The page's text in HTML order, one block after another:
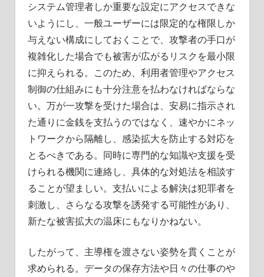
システム管理者しか重要な設定にアクセスできな
いようにし、一般ユーザーには限定的な権限しか
与えない構成にしておくことで、攻撃者の手口が
複雑化した場合でも被害が広がるリスクを最小限
に抑えられる。このため、利用者管理やアクセス
制御の仕組みにも十分注意を払わなければならな
い。万が一攻撃を受けた場合は、安易に指示され
た通りに金銭を支払うのではなく、速やかにネッ
トワークから隔離し、感染拡大を防止する対応を
とるべきである。同時に専門的な知識や支援を受
けられる機関に連絡し、具体的な対処法を相談す
ることが望ましい。支払いによる解決は犯罪者を
刺激し、さらなる攻撃を誘発する可能性があり、
新たな被害拡大の温床にもなりかねない。
したがって、主導権を渡さない姿勢を貫くことが
求められる。データの保存方法や日々の仕事のや